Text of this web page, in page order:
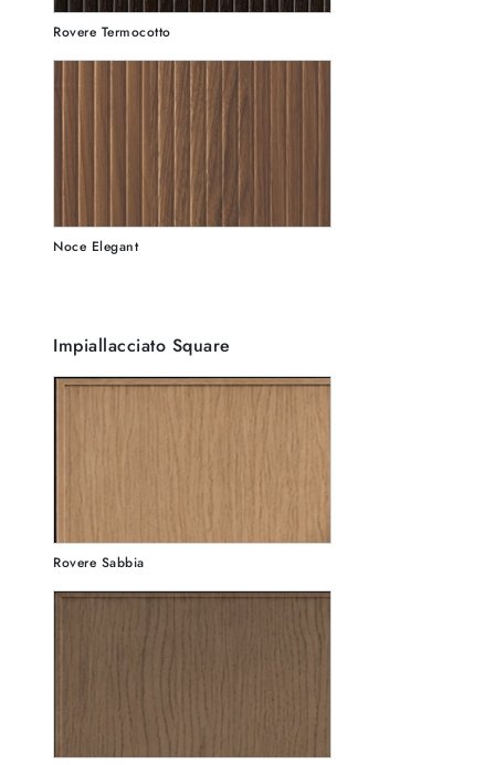
Rovere Termocotto
Noce Elegant
Impiallacciato Square
Rovere Sabbia